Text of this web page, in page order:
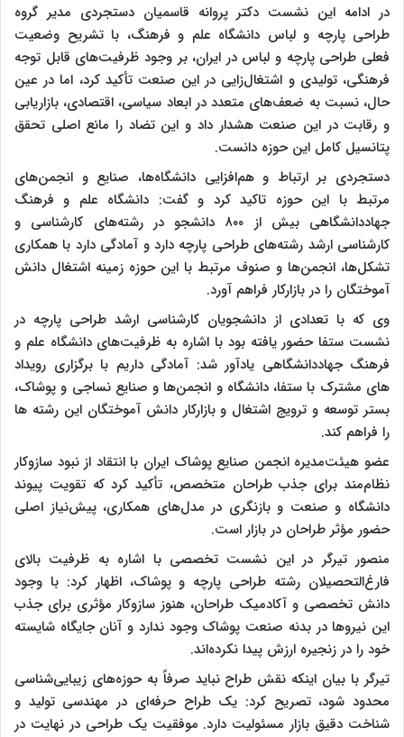
در ادامه این نشست دکتر پروانه قاسمیان دستجردی مدیر گروه
طراحی پارچه و لباس دانشگاه علم و فرهنگ، با تشریح وضعیت
فعلی طراحی پارچه و لباس در ایران، بر وجود ظرفیت‌های قابل توجه
فرهنگی، تولیدی و اشتغال‌زایی در این صنعت تأکید کرد، اما در عین
حال، نسبت به ضعف‌های متعدد در ابعاد سیاسی، اقتصادی، بازاریابی
و رقابت در این صنعت هشدار داد و این تضاد را مانع اصلی تحقق
پتانسیل کامل این حوزه دانست.
دستجردی بر ارتباط و هم‌افزایی دانشگاه‌ها، صنایع و انجمن‌های
مرتبط با این حوزه تاکید کرد و گفت: دانشگاه علم و فرهنگ
جهاددانشگاهی بیش از ۸۰۰ دانشجو در رشته‌های کارشناسی و
کارشناسی ارشد رشته‌های طراحی پارچه دارد و آمادگی دارد با همکاری
تشکل‌ها، انجمن‌ها و صنوف مرتبط با این حوزه زمینه اشتغال دانش
آموختگان را در بازارکار فراهم آورد.
وی که با تعدادی از دانشجویان کارشناسی ارشد طراحی پارچه در
نشست ستفا حضور یافته بود با اشاره به ظرفیت‌های دانشگاه علم و
فرهنگ جهاددانشگاهی یادآور شد: آمادگی داریم با برگزاری رویداد
های مشترک با ستفا، دانشگاه و انجمن‌ها و صنایع نساجی و پوشاک،
بستر توسعه و ترویج اشتغال و بازارکار دانش آموختگان این رشته ها
را فراهم کند.
عضو هیئت‌مدیره انجمن صنایع پوشاک ایران با انتقاد از نبود سازوکار
نظام‌مند برای جذب طراحان متخصص، تأکید کرد که تقویت پیوند
دانشگاه و صنعت و بازنگری در مدل‌های همکاری، پیش‌نیاز اصلی
حضور مؤثر طراحان در بازار است.
منصور تیرگر در این نشست تخصصی با اشاره به ظرفیت بالای
فارغ‌التحصیلان رشته طراحی پارچه و پوشاک، اظهار کرد: با وجود
دانش تخصصی و آکادمیک طراحان، هنوز سازوکار مؤثری برای جذب
این نیروها در بدنه صنعت پوشاک وجود ندارد و آنان جایگاه شایسته
خود را در زنجیره ارزش پیدا نکرده‌اند.
تیرگر با بیان اینکه نقش طراح نباید صرفاً به حوزه‌های زیبایی‌شناسی
محدود شود، تصریح کرد: یک طراح حرفه‌ای در مهندسی تولید و
شناخت دقیق بازار مسئولیت دارد. موفقیت یک طراحی در نهایت در